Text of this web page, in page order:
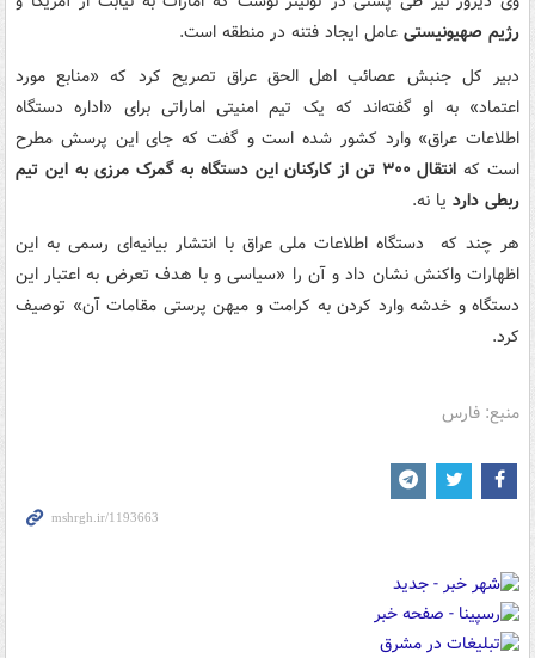
رژیم صهیونیستی عامل ایجاد فتنه در منطقه است.
دبیر کل جنبش عصائب اهل الحق عراق تصریح کرد که «منابع مورد
اعتماد» به او گفته‌اند که یک تیم امنیتی اماراتی برای «اداره دستگاه
اطلاعات عراق» وارد کشور شده است و گفت که جای این پرسش مطرح
است که
انتقال ۳۰۰ تن از کارکنان این دستگاه به گمرک مرزی به این تیم
ربطی دارد یا نه.
هر چند که دستگاه اطلاعات ملی عراق با انتشار بیانیه‌ای رسمی به این
اظهارات واکنش نشان داد و آن را «سیاسی و با هدف تعرض به اعتبار این
دستگاه و خدشه وارد کردن به کرامت و میهن پرستی مقامات آن» توصیف
کرد.
منبع: فارس